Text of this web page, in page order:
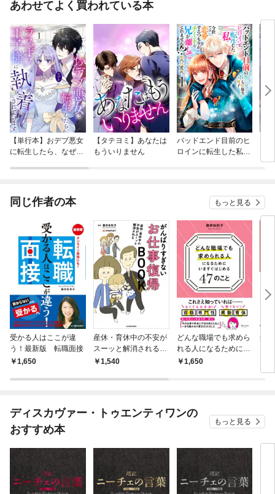
あわせてよく買われている本
【単行本】おデブ悪女
に転生したら、なぜか
【タテヨミ】あなたは
もういりません
バッドエンド目前のヒ
ロインに転生した私、
同じ作者の本 もっと見る
受かる人はここが違
う！最新版 転職面接
1,650
産休・育休中の不安が
スーッと解消される
がんばりすぎないお仕
1,540
どんな職場でも求めら
れる人になるためにい
ますぐはじめる47のこ
1,650
受
ディスカヴァー・トゥエンティワンの
おすすめ本
もっと見る